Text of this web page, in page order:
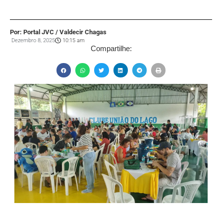
Por: Portal JVC / Valdecir Chagas
Dezembro 8, 2025 10:15 am
Compartilhe: